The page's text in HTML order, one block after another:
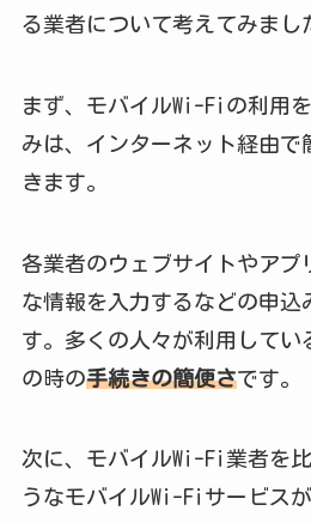
る業者について考えてみまし
まず、モバイルWi-Fiの利用
みは、インターネット経由で
きます。
各業者のウェブサイトやアプ
な情報を入力するなどの申込
す。多くの人々が利用してい
の時の手続きの簡便さです。
次に、モバイルWi-Fi業者を
うなモバイルWi-Fiサービス